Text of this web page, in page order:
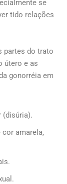
se
tido relações
partes do trato
útero e as
gonorréia em
(disúria).
cor amarela,